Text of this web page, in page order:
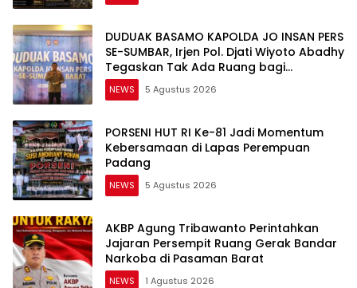
DUDUAK BASAMO KAPOLDA JO INSAN PERS
SE-SUMBAR, Irjen Pol. Djati Wiyoto Abadhy
Tegaskan Tak Ada Ruang bagi
Pelanggar Hukum di Internal Polri
NEWS 5 Agustus 2026
PORSENI HUT RI Ke-81 Jadi Momentum
Kebersamaan di Lapas Perempuan
Padang
NEWS 5 Agustus 2026
AKBP Agung Tribawanto Perintahkan
Jajaran Persempit Ruang Gerak Bandar
Narkoba di Pasaman Barat
NEWS 1 Agustus 2026